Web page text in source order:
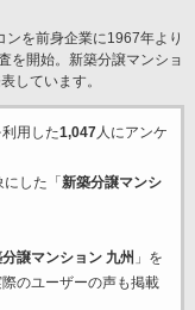
を前身企業に1967年より
を開始。新築分譲マンショ
しています。
用した1,047人にアンケ
した「 新築分譲マンシ
譲マンション 九州 」を
のユーザーの声も掲載